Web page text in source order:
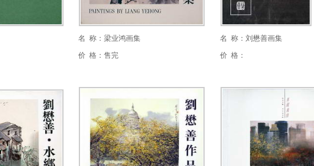
名 称：梁业鸿画集
价 格：售完
名 称：刘懋善画集
价 格：